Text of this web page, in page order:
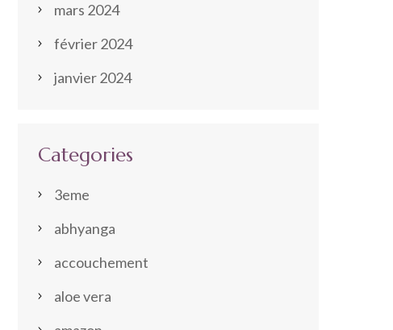
mars 2024
février 2024
janvier 2024
Categories
3eme
abhyanga
accouchement
aloe vera